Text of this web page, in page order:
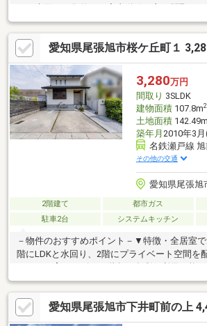
以上あり、日当たり、風通し良好◎・急な雨
ーバルコニー・お車2台並列で駐車可能▼立
道路が近く、買物やお出かけに便利な立地・近
施設あり◎・名鉄瀬戸線「尾張旭」駅徒歩14
中心の住宅街
愛知県尾張旭市桜ケ丘町１
3,280万円
間取り 3SLDK
建物面積107.8m2
土地面積142.49m
築年月 2010年3
名鉄瀬戸線
その他の交通
愛知県尾張旭
2階建て 都市ガス
駐車2台
システムキッチン
－物件のおすすめポイント－▼特徴・全居室
階にLDKと水回り、2階にプライベート空間を
ションを育むリビング階段・多彩に利用可能
居室・洗面室に収納スペース付・収納などに
を設置・洋室2室に面する南向きバルコニー・
有(車種による)▼設備・1日の疲れを癒すUBは
にトイレ有、ゆとりをもって利用可能▼周辺
愛知県尾張旭市下井町前の上